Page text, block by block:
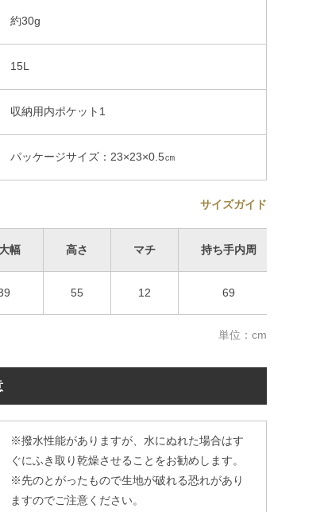
約30g
15L
収納用内ポケット1
パッケージサイズ：23×23×0.5㎝
サイズガイド
幅 高さ マチ 持ち手内周
55 12 69
単位：cm
※撥水性能がありますが、水にぬれた場合はす
ぐにふき取り乾燥させることをお勧めします。
※先のとがったもので生地が破れる恐れがあり
ますのでご注意ください。